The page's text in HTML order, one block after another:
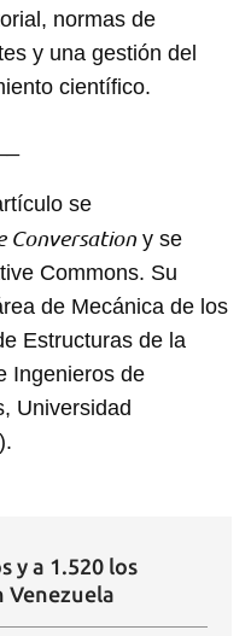
normas de
y una gestión del
científico.
se
Conversation y se
Commons. Su
de Mecánica de los
Estructuras de la
Ingenieros de
Universidad
y a 1.520 los
Venezuela